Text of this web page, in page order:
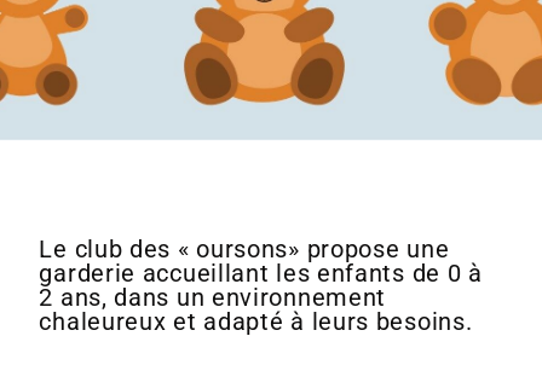
Le club des « oursons» propose une
garderie accueillant les enfants de 0 à
2 ans, dans un environnement
chaleureux et adapté à leurs besoins.